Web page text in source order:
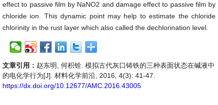
effect to passive film by NaNO2 and damage effect to passive film by
chloride ion. This dynamic point may help to estimate the chloride
chlorinity in the rust layer which also called the dechlorination level.
文章引用： 赵东明, 何积铨. 模拟古代灰口铸铁的三种表面状态在碱液中
的电化学行为[J]. 材料化学前沿, 2016, 4(3): 41-47.
https://dx.doi.org/10.12677/AMC.2016.43005